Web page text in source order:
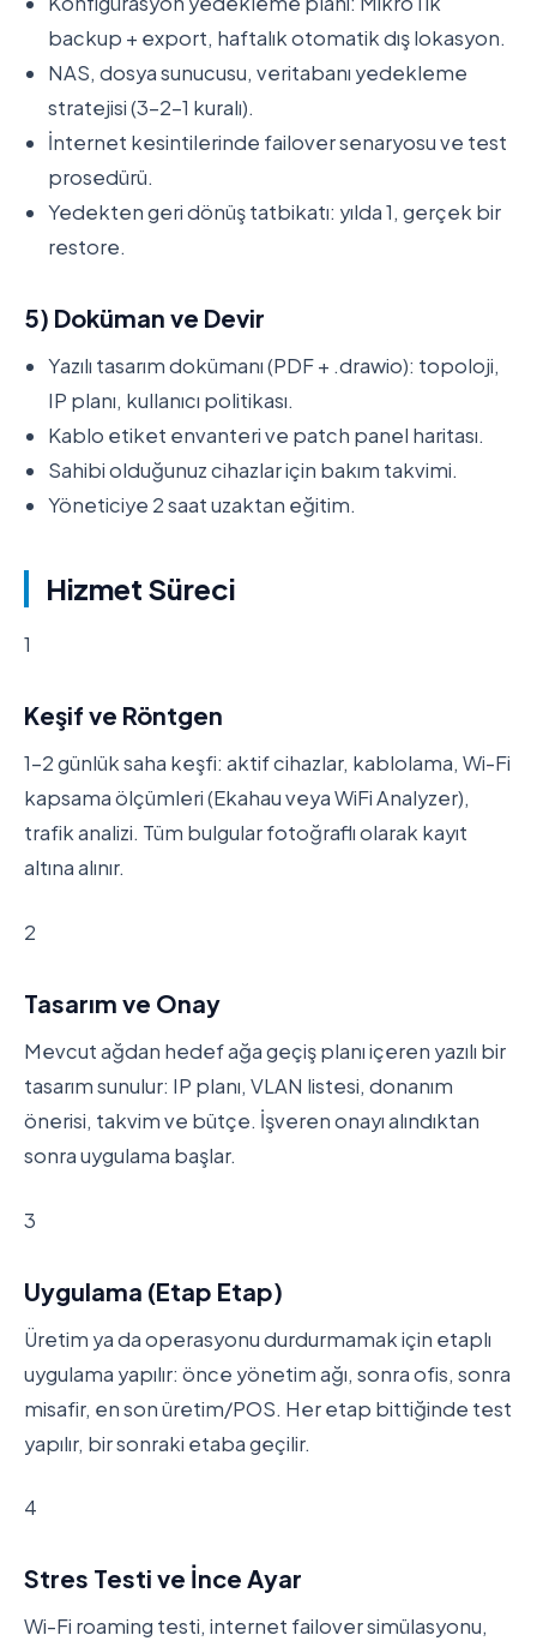
backup + export, haftalık otomatik dış lokasyon.
NAS, dosya sunucusu, veritabanı yedekleme
stratejisi (3-2-1 kuralı).
İnternet kesintilerinde failover senaryosu ve test
prosedürü.
Yedekten geri dönüş tatbikatı: yılda 1, gerçek bir
restore.
5) Doküman ve Devir
Yazılı tasarım dokümanı (PDF + .drawio): topoloji,
IP planı, kullanıcı politikası.
Kablo etiket envanteri ve patch panel haritası.
Sahibi olduğunuz cihazlar için bakım takvimi.
Yöneticiye 2 saat uzaktan eğitim.
Hizmet Süreci
1
Keşif ve Röntgen
1-2 günlük saha keşfi: aktif cihazlar, kablolama, Wi-Fi
kapsama ölçümleri (Ekahau veya WiFi Analyzer),
trafik analizi. Tüm bulgular fotoğraflı olarak kayıt
altına alınır.
2
Tasarım ve Onay
Mevcut ağdan hedef ağa geçiş planı içeren yazılı bir
tasarım sunulur: IP planı, VLAN listesi, donanım
önerisi, takvim ve bütçe. İşveren onayı alındıktan
sonra uygulama başlar.
3
Uygulama (Etap Etap)
Üretim ya da operasyonu durdurmamak için etaplı
uygulama yapılır: önce yönetim ağı, sonra ofis, sonra
misafir, en son üretim/POS. Her etap bittiğinde test
yapılır, bir sonraki etaba geçilir.
4
Stres Testi ve İnce Ayar
Wi-Fi roaming testi, internet failover simülasyonu,